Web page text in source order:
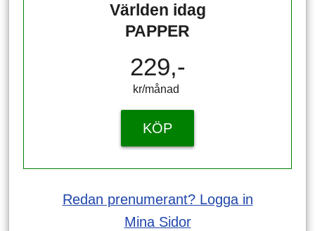
Världen idag
PAPPER
229,-
kr/månad ​​​​​​
KÖP
Redan prenumerant? Logga in
Mina Sidor